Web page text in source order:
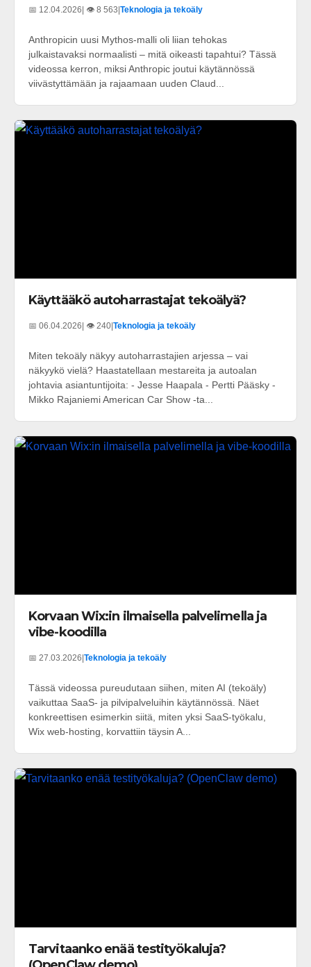
📅 12.04.2026| 👁️ 8 563|Teknologia ja tekoäly
Anthropicin uusi Mythos-malli oli liian tehokas
julkaistavaksi normaalisti – mitä oikeasti tapahtui? Tässä
videossa kerron, miksi Anthropic joutui käytännössä
viivästyttämään ja rajaamaan uuden Claud...
Käyttääkö autoharrastajat tekoälyä?
📅 06.04.2026 | 👁️ 240 Teknologia ja tekoäly
Miten tekoäly näkyy autoharrastajien arjessa – vai
näkyykö vielä? Haastatellaan mestareita ja autoalan
johtavia asiantuntijoita: - Jesse Haapala - Pertti Pääsky -
Mikko Rajaniemi American Car Show -ta...
Korvaan Wix:in ilmaisella palvelimella ja
vibe-koodilla
📅 27.03.2026 Teknologia ja tekoäly
Tässä videossa pureudutaan siihen, miten AI (tekoäly)
vaikuttaa SaaS- ja pilvipalveluihin käytännössä. Näet
konkreettisen esimerkin siitä, miten yksi SaaS-työkalu,
Wix web-hosting, korvattiin täysin A...
Tarvitaanko enää testityökaluja?